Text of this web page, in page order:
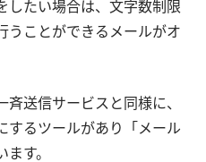
したい場合は、文字数制限
うことができるメールがオ
送信サービスと同様に、
するツールがあり「メール
す。